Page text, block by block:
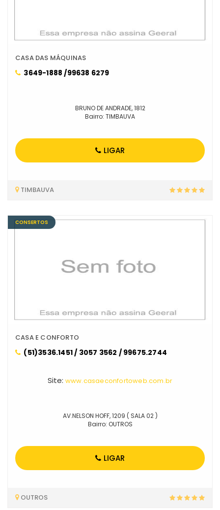
CASA DAS MÁQUINAS
3649-1888 /99638 6279
BRUNO DE ANDRADE, 1812
Bairro: TIMBAUVA
LIGAR
TIMBAUVA
CONSERTOS
CASA E CONFORTO
(51)3536.1451 / 3057 3562 / 99675.2744
Site: www.casaeconfortoweb.com.br
AV.NELSON HOFF, 1209 ( SALA 02 )
Bairro: OUTROS
LIGAR
OUTROS